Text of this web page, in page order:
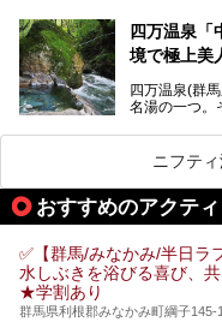
「四万やまぐ
り入浴も可能
肌湯をはじ
四万温泉「
境で極上美
四万温泉(群
名湯の一つ。
観光客で賑わ
「中生館」
質の良さ(特
的存在です。
事・客室・共
ニフテ
おすすめのアクテ
✅【群馬/みなかみ/半日ラ
水しぶきを浴びる喜び、
★学割あり
群馬県利根郡みなかみ町綱子145-1